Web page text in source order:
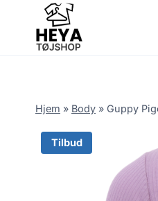
content
Hjem » Body » Guppy
Tilbud